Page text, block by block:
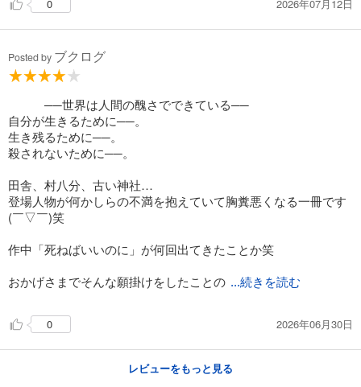
0 2026年07月12日
Posted by ブクログ
──世界は人間の醜さでできている──
自分が生きるために──。
生き残るために──。
殺されないために──。
田舎、村八分、古い神社…
登場人物が何かしらの不満を抱えていて胸糞悪くなる一冊です
(￣▽￣)笑
作中「死ねばいいのに」が何回出てきたことか笑
おかげさまでそんな願掛けをしたことの ...続きを読む
0 2026年06月30日
レビューをもっと見る